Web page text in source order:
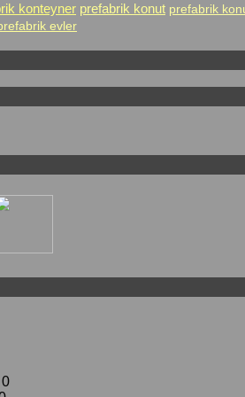
konteyner prefabrik konut prefabrik
evler
0